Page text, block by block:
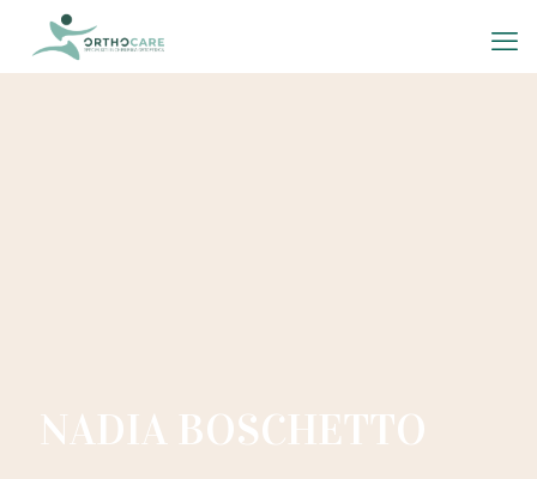
NADIA BOSCHETTO